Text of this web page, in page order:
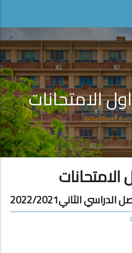
الامتحانات
الثاني2022/2021